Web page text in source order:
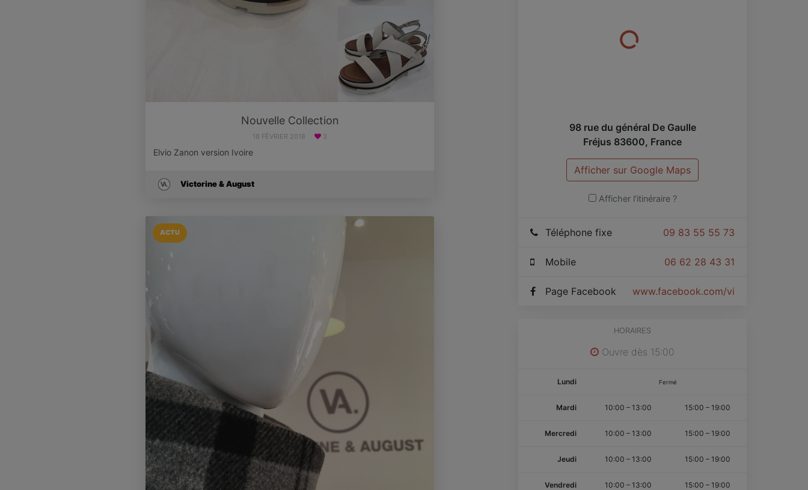
Nouvelle Collection
18 FÉVRIER 2018 3
Elvio Zanon version Ivoire
Victorine & August
ACTU
98 rue du général De Gaulle
Fréjus 83600, France
Afficher sur Google Maps
Afficher l'itinéraire ?
09 83 55 55 73
Téléphone fixe
06 62 28 43 31
Mobile
www.facebook.com/victorineetaugust
Page Facebook
HORAIRES
Ouvre dès 15:00
Lundi Fermé
Mardi 10:00 – 13:00 15:00 – 19:00
Mercredi 10:00 – 13:00 15:00 – 19:00
Jeudi 10:00 – 13:00 15:00 – 19:00
Vendredi 10:00 – 13:00 15:00 – 19:00